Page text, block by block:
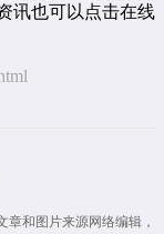
讯也可以点击在线
和图片来源网络编辑，